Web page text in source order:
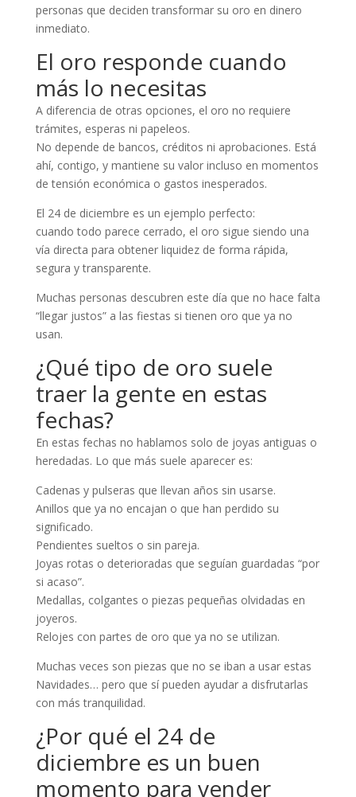
personas que deciden transformar su oro en dinero
inmediato.
El oro responde cuando
más lo necesitas
A diferencia de otras opciones, el oro no requiere
trámites, esperas ni papeleos.
No depende de bancos, créditos ni aprobaciones. Está
ahí, contigo, y mantiene su valor incluso en momentos
de tensión económica o gastos inesperados.
El 24 de diciembre es un ejemplo perfecto:
cuando todo parece cerrado, el oro sigue siendo una
vía directa para obtener liquidez de forma rápida,
segura y transparente.
Muchas personas descubren este día que no hace falta
“llegar justos” a las fiestas si tienen oro que ya no
usan.
¿Qué tipo de oro suele
traer la gente en estas
fechas?
En estas fechas no hablamos solo de joyas antiguas o
heredadas. Lo que más suele aparecer es:
Cadenas y pulseras que llevan años sin usarse.
Anillos que ya no encajan o que han perdido su
significado.
Pendientes sueltos o sin pareja.
Joyas rotas o deterioradas que seguían guardadas “por
si acaso”.
Medallas, colgantes o piezas pequeñas olvidadas en
joyeros.
Relojes con partes de oro que ya no se utilizan.
Muchas veces son piezas que no se iban a usar estas
Navidades… pero que sí pueden ayudar a disfrutarlas
con más tranquilidad.
¿Por qué el 24 de
diciembre es un buen
momento para vender